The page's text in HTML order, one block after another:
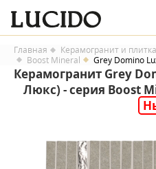
Главная Керамогранит и плитка
Boost Mineral
Grey Domino
Керамогранит Grey
Люкс) - серия Boost